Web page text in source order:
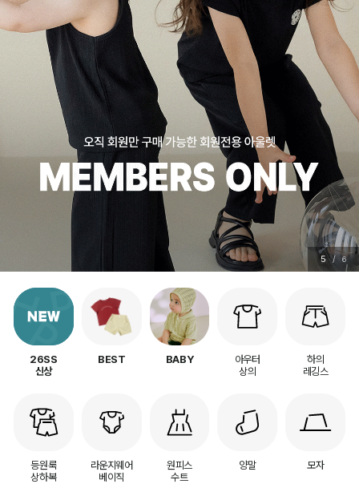
6 / 6
26SS
신상
BEST BABY
아우터
상의
하의
레깅스
등원룩
상하복
라운지웨어
베이직
원피스
수트
양말 모자